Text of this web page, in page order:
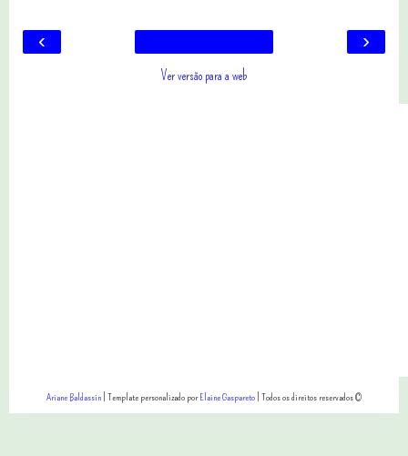
‹ ›
Ver versão para a web
Ariane Baldassin| Template personalizado porElaine Gaspareto| Todos os direitos reservados ©